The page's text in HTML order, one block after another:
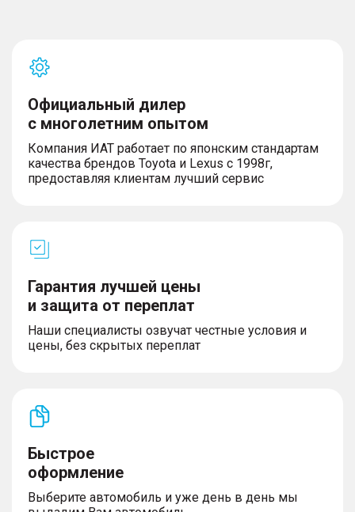
Официальный дилер
с многолетним опытом
Компания ИАТ работает по японским стандартам
качества брендов Toyota и Lexus с 1998г,
предоставляя клиентам лучший сервис
Гарантия лучшей цены
и защита от переплат
Наши специалисты озвучат честные условия и
цены, без скрытых переплат
Быстрое
оформление
Выберите автомобиль и уже день в день мы